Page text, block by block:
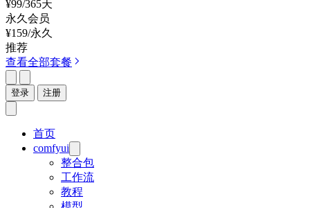
¥99/365天
永久会员
¥159/永久
推荐
查看全部套餐
登录 注册
首页
comfyui
整合包
工作流
教程